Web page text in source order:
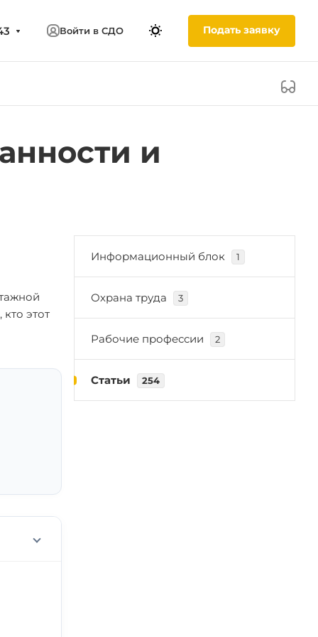
Войти в СДО Подать заявку
и
этот
Информационный блок 1
Охрана труда 3
Рабочие профессии 2
Статьи 254